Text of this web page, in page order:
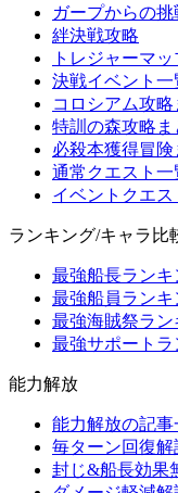
ガープからの挑
絆決戦攻略
トレジャーマ
決戦イベント一
コロシアム攻略
特訓の森攻略ま
必殺本獲得冒険
通常クエスト一
イベントクエス
ランキング/キャラ比
最強船長ランキ
最強船員ランキ
最強海賊祭ラン
最強サポートラ
能力解放
能力解放の記事
毎ターン回復解
封じ&船長効果